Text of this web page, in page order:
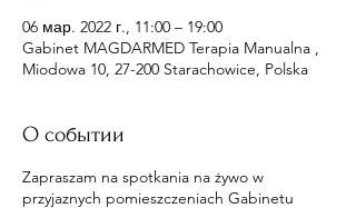
06 мар. 2022 г., 11:00 – 19:00
Gabinet MAGDARMED Terapia Manualna ,
Miodowa 10, 27-200 Starachowice, Polska
О событии
Zapraszam na spotkania na żywo w
przyjaznych pomieszczeniach Gabinetu